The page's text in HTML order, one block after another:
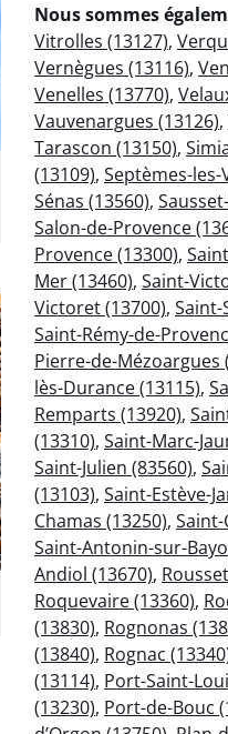
Nous sommes
Vitrolles (13127),
Vernègues (13116),
Venelles (13770),
Vauvenargues (13126),
Tarascon (13150),
(13109), Septèmes-les-
Sénas (13560),
Salon-de-Provence
Provence (13300),
Mer (13460), Saint-
Victoret (13700), Saint-
Saint-Rémy-de-
Pierre-de-Mézoargues
lès-Durance (13115),
Remparts (13920),
(13310), Saint-Marc-
Saint-Julien (83560),
(13103), Saint-Estève-
Chamas (13250), Saint-
Saint-Antonin-sur-
Andiol (13670),
Roquevaire (13360),
(13830), Rognonas
(13840), Rognac
(13114), Port-Saint-
(13230), Port-de-Bouc